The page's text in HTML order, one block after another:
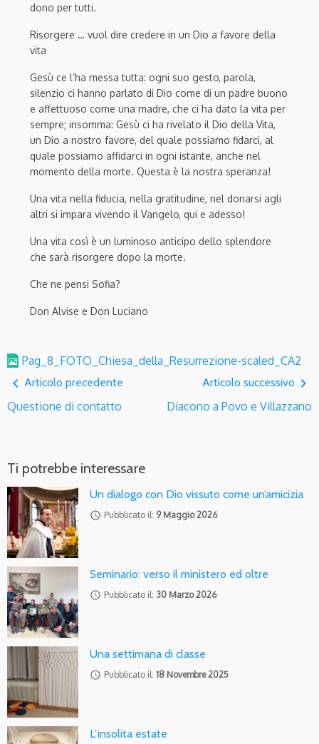
dono per tutti.
Risorgere … vuol dire credere in un Dio a favore della
vita
Gesù ce l’ha messa tutta: ogni suo gesto, parola,
silenzio ci hanno parlato di Dio come di un padre buono
e affettuoso come una madre, che ci ha dato la vita per
sempre; insomma: Gesù ci ha rivelato il Dio della Vita,
un Dio a nostro favore, del quale possiamo fidarci, al
quale possiamo affidarci in ogni istante, anche nel
momento della morte. Questa è la nostra speranza!
Una vita nella fiducia, nella gratitudine, nel donarsi agli
altri si impara vivendo il Vangelo, qui e adesso!
Una vita così è un luminoso anticipo dello splendore
che sarà risorgere dopo la morte.
Che ne pensi Sofia?
Don Alvise e Don Luciano
Pag_8_FOTO_Chiesa_della_Resurrezione-scaled_CA2
navigate_before Articolo precedente
Questione di contatto
Articolo successivo navigate_next
Diacono a Povo e Villazzano
Ti potrebbe interessare
Un dialogo con Dio vissuto come un’amicizia
access_time Pubblicato il: 9 Maggio 2026
Seminario: verso il ministero ed oltre
access_time Pubblicato il: 30 Marzo 2026
Una settimana di classe
access_time Pubblicato il: 18 Novembre 2025
L’insolita estate